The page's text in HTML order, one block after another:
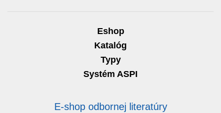
Eshop
Katalóg
Typy
Systém ASPI
E-shop odbornej literatúry